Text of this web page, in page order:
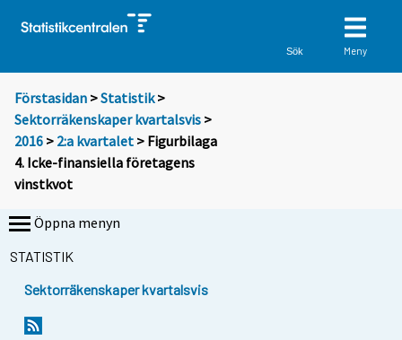
Sök Meny
Förstasidan >Statistik >
Sektorräkenskaper kvartalsvis >
2016 > 2:a kvartalet > Figurbilaga
4. Icke-finansiella företagens
vinstkvot
Öppna menyn
STATISTIK
Sektorräkenskaper kvartalsvis